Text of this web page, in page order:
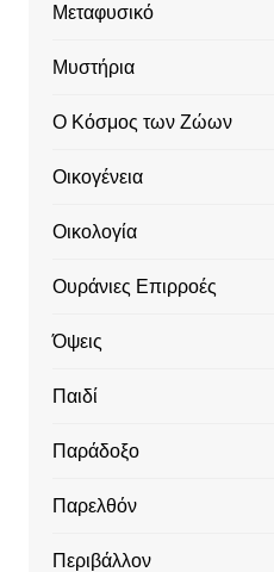
Μεταφυσικό
Μυστήρια
Ο Κόσμος των Ζώων
Οικογένεια
Οικολογία
Ουράνιες Επιρροές
Όψεις
Παιδί
Παράδοξο
Παρελθόν
Περιβάλλον